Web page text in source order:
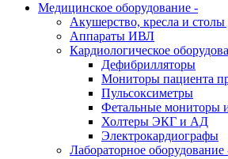
Медицинское оборудование -
Акушерство, кресла и столы
Аппараты ИВЛ
Кардиологическое
Дефибрилляторы
Мониторы пациента
Пульсоксиметры
Фетальные мониторы
Холтеры ЭКГ и АД
Электрокардиографы
Лабораторное оборудование